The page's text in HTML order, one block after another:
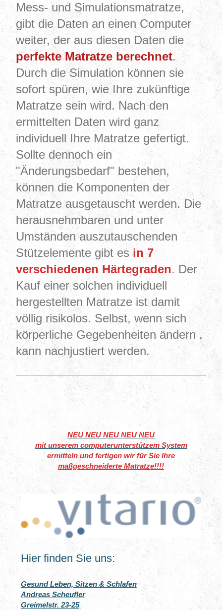
Mess- und Simulationsmatratze,
gibt die Daten an einen Computer
weiter, der aus diesen Daten die
perfekte Matratze berechnet.
Durch die Simulation können sie
sofort spüren, wie Ihre zukünftige
Matratze sein wird. Nach den
ermittelten Daten wird ganz
individuell Ihre Matratze gefertigt.
Sollte dennoch ein
"Änderungsbedarf" bestehen,
können die Komponenten der
Matratze ausgetauscht werden. Die
herausnehmbaren und unter
Umständen auszutauschenden
Stützelemente gibt esin 7
verschiedenen Härtegraden. Der
Kauf einer solchen individuell
hergestellten Matratze ist damit
völlig risikolos. Selbst, wenn sich
körperliche Gegebenheiten ändern ,
kann nachjustiert werden.
NEU NEU NEU NEU NEU
mit unserem computerunterstützem System
ermitteln und fertigen wir für Sie Ihre
maßgeschneiderte Matratze!!!!
Hier finden Sie uns:
Gesund Leben, Sitzen & Schlafen
Andreas Scheufler
Greimelstr. 23-25